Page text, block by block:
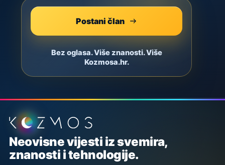
Postani član
Bez oglasa. Više znanosti. Više
Kozmosa.hr.
Podnožje stranice
Neovisne vijesti iz svemira,
znanosti i tehnologije.